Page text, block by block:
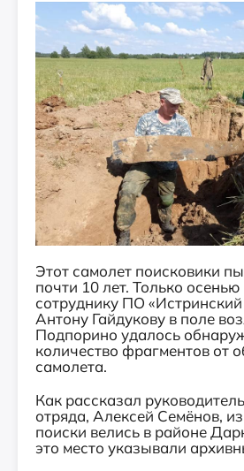
Этот самолет поисковики
почти 10 лет. Только
сотруднику ПО
Антону Гайдукову в поле
Подпорино удалось
количество фрагментов от
самолета.
Как рассказал
отряда, Алексей Семёнов,
поиски велись в районе
это место указывали